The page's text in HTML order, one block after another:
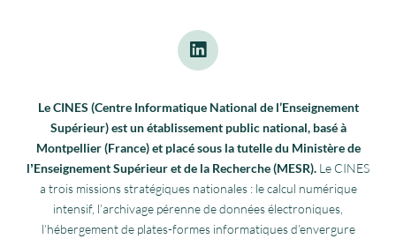
Le CINES (Centre Informatique National de l’Enseignement
Supérieur) est un établissement public national, basé à
Montpellier (France) et placé sous la tutelle du Ministère de
lʼEnseignement Supérieur et de la Recherche (MESR). Le CINES
a trois missions stratégiques nationales : le calcul numérique
intensif, l’archivage pérenne de données électroniques,
l’hébergement de plates-formes informatiques d’envergure